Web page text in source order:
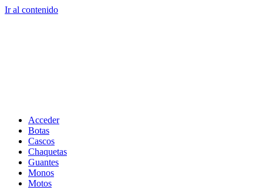
Ir al contenido
Acceder
Botas
Cascos
Chaquetas
Guantes
Monos
Motos